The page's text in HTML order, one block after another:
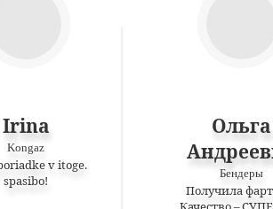
Irina
Kongaz
v itoge.
spasibo!
Ольга
Бендеры
Получила